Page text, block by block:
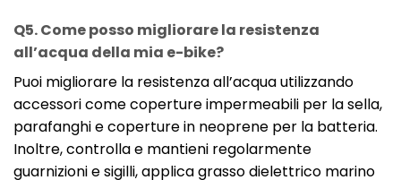
Q5. Come posso migliorare la resistenza
all’acqua della mia e-bike?
Puoi migliorare la resistenza all’acqua utilizzando
accessori come coperture impermeabili per la sella,
parafanghi e coperture in neoprene per la batteria.
Inoltre, controlla e mantieni regolarmente
guarnizioni e sigilli, applica grasso dielettrico marino